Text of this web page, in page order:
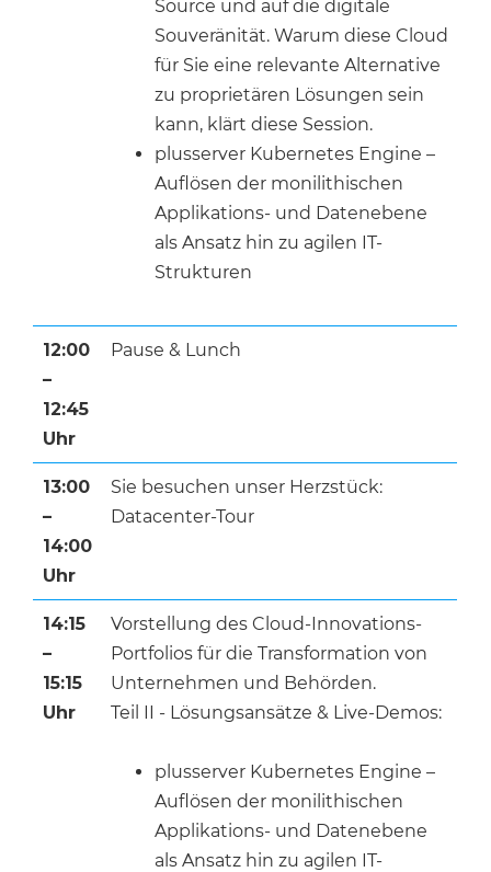
Source und auf die digitale
Souveränität. Warum diese Cloud
für Sie eine relevante Alternative
zu proprietären Lösungen sein
kann, klärt diese Session.
plusserver Kubernetes Engine –
Auflösen der monilithischen
Applikations- und Datenebene
als Ansatz hin zu agilen IT-
Strukturen
12:00
–
12:45
Uhr
Pause & Lunch
13:00
–
14:00
Uhr
Sie besuchen unser Herzstück:
Datacenter-Tour
14:15
–
15:15
Uhr
Vorstellung des Cloud-Innovations-
Portfolios für die Transformation von
Unternehmen und Behörden.
Teil II - Lösungsansätze & Live-Demos:
plusserver Kubernetes Engine –
Auflösen der monilithischen
Applikations- und Datenebene
als Ansatz hin zu agilen IT-